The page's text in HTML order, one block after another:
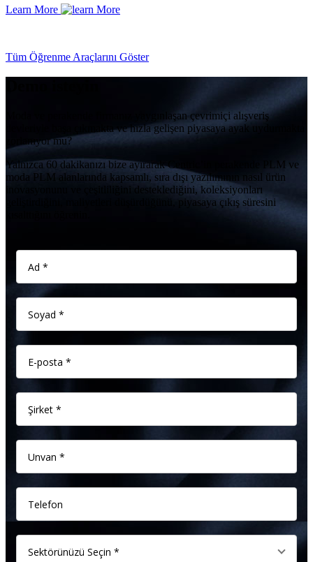
Learn More
Tüm Öğrenme Araçlarını Göster
Moda ve perakende firmanız yaygınlaşan çevrimiçi alışveriş
devleriyle başa çıkmakta ve hızla gelişen piyasaya ayak uydurmakta
zorlanıyor mu?
Yalnızca 60 dakikanızı bize ayırarak Centric’in perakende PLM ve
moda PLM alanlarında kapsamlı, sıra dışı yazılımının nasıl ürün
inovasyonunu ve çeşitliliğini desteklediğini, koleksiyonları
geliştirdiğini, maliyetleri düşürdüğünü, piyasaya çıkış süresini